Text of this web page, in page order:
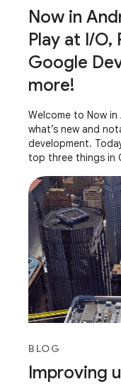
Now in
Play at I/O,
Google
more!
Welcome to Now
what’s new and
development.
top three things in
BLOG
Improving